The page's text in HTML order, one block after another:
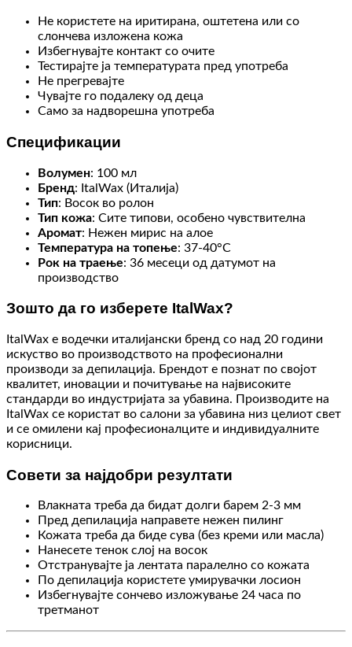
Не користете на иритирана, оштетена или со
слончева изложена кожа
Избегнувајте контакт со очите
Тестирајте ја температурата пред употреба
Не прегревајте
Чувајте го подалеку од деца
Само за надворешна употреба
Спецификации
Волумен: 100 мл
Бренд: ItalWax (Италија)
Тип: Восок во ролон
Тип кожа: Сите типови, особено чувствителна
Аромат: Нежен мирис на алое
Температура на топење: 37-40°C
Рок на траење: 36 месеци од датумот на
производство
Зошто да го изберете ItalWax?
ItalWax е водечки италијански бренд со над 20 години
искуство во производството на професионални
производи за депилација. Брендот е познат по својот
квалитет, иновации и почитување на највисоките
стандарди во индустријата за убавина. Производите на
ItalWax се користат во салони за убавина низ целиот свет
и се омилени кај професионалците и индивидуалните
корисници.
Совети за најдобри резултати
Влакната треба да бидат долги барем 2-3 мм
Пред депилација направете нежен пилинг
Кожата треба да биде сува (без креми или масла)
Нанесете тенок слој на восок
Отстранувајте ја лентата паралелно со кожата
По депилација користете умирувачки лосион
Избегнувајте сончево изложување 24 часа по
третманот